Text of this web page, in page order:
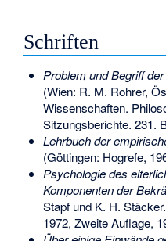
Schriften
Problem und Begriff
(Wien: R. M. Rohrer,
Wissenschaften.
Sitzungsberichte. 231.
Lehrbuch der
(Göttingen: Hogrefe,
Psychologie des
Komponenten der
Stapf und K. H.
1972, Zweite Auflage,